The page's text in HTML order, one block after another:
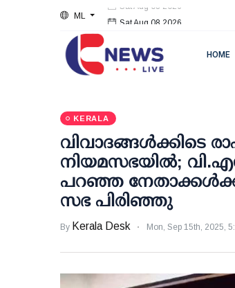
ML
HOME
KERALA
വിവാദങ്ങള്‍ക്കിടെ
നിയമസഭയിൽ;
പറഞ്ഞ
സഭ പിരിഞ്ഞു
By Kerala Desk Mon, Sep 15th, 2025,